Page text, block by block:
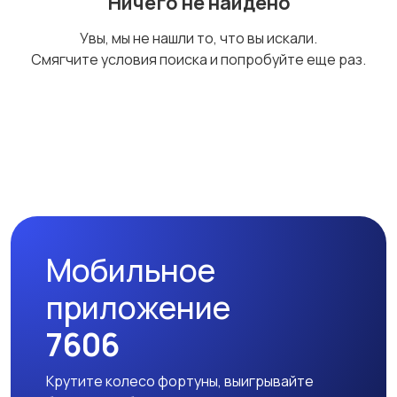
одеждой
Увы, мы не нашли то, что вы искали.
Смягчите условия поиска и попробуйте еще раз.
Мобильное
приложение
7606
Крутите колесо фортуны, выигрывайте